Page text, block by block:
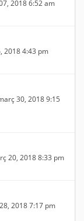
2018 6:52 am
2018 4:43 pm
30, 2018 9:15
20, 2018 8:33 pm
2018 7:17 pm